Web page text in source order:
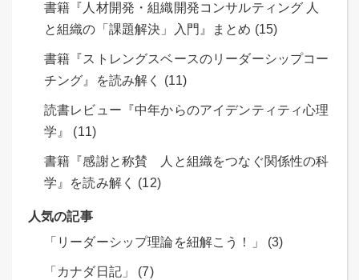
書籍『人材開発・組織開発コンサルティング 人
と組織の「課題解決」入門』まとめ (15)
書籍『ストレングスベースのリーダーシップコー
チング』を読み解く (11)
読書レビュー『中年からのアイデンティティ心理
学』 (11)
書籍『感謝と称賛 人と組織をつなぐ関係性の科
学』を読み解く (12)
人気の記事
「リーダーシップ理論を紐解こう！」 (3)
「カナダ日記」 (7)